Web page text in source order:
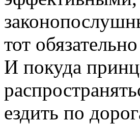
тот
И покуда
ездить по